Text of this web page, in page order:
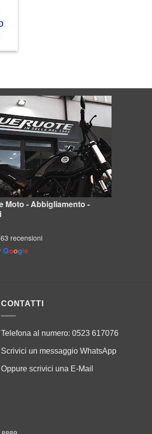
Moto - Abbigliamento -
recensioni
Google
CONTATTI
Telefona al numero: 0523 617076
Scrivici un messaggio WhatsApp
Oppure scrivici una E-Mail